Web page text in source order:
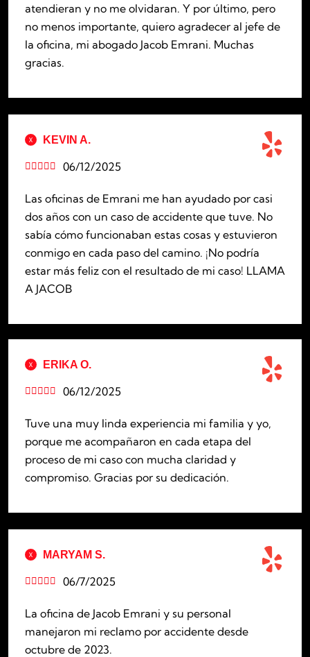
atendieran y no me olvidaran. Y por último, pero
no menos importante, quiero agradecer al jefe de
la oficina, mi abogado Jacob Emrani. Muchas
gracias.
KEVIN A.
06/12/2025

Las oficinas de Emrani me han ayudado por casi
dos años con un caso de accidente que tuve. No
sabía cómo funcionaban estas cosas y estuvieron
conmigo en cada paso del camino. ¡No podría
estar más feliz con el resultado de mi caso! LLAMA
A JACOB
ERIKA O.
06/12/2025

Tuve una muy linda experiencia mi familia y yo,
porque me acompañaron en cada etapa del
proceso de mi caso con mucha claridad y
compromiso. Gracias por su dedicación.
MARYAM S.
06/7/2025

La oficina de Jacob Emrani y su personal
manejaron mi reclamo por accidente desde
octubre de 2023.